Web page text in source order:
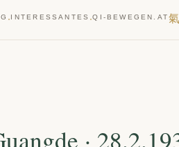
· INTERESSANTES ·QI-BEWEGEN.AT
·